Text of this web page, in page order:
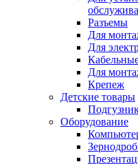
Разъемы
Для
Для
Для
Крепеж
Детские товары
Оборудование